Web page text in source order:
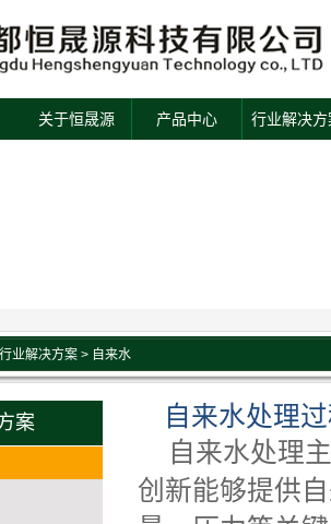
关于恒晟源 产品中心 行业解决方
业解决方案 > 自来水
案
自来水处理过
自来水处理主
创新能够提供